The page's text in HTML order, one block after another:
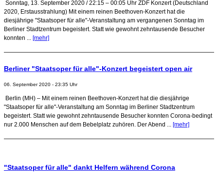
Sonntag, 13. September 2020 / 22:15 – 00:05 Uhr ZDF Konzert (Deutschland
2020, Erstausstrahlung) Mit einem reinen Beethoven-Konzert hat die
diesjährige "Staatsoper für alle"-Veranstaltung am vergangenen Sonntag im
Berliner Stadtzentrum begeistert. Statt wie gewohnt zehntausende Besucher
konnten ... [mehr]
Berliner "Staatsoper für alle"-Konzert begeistert open air
06. September 2020 - 23:35 Uhr
Berlin (MH) – Mit einem reinen Beethoven-Konzert hat die diesjährige
"Staatsoper für alle"-Veranstaltung am Sonntag im Berliner Stadtzentrum
begeistert. Statt wie gewohnt zehntausende Besucher konnten Corona-bedingt
nur 2.000 Menschen auf dem Bebelplatz zuhören. Der Abend ... [mehr]
"Staatsoper für alle" dankt Helfern während Corona